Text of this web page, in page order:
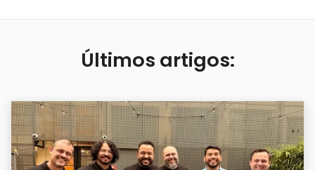
Últimos artigos: